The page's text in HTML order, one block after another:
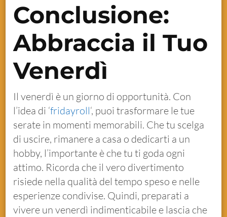
Conclusione:
Abbraccia il Tuo
Venerdì
Il venerdì è un giorno di opportunità. Con
l’idea di ‘fridayroll‘, puoi trasformare le tue
serate in momenti memorabili. Che tu scelga
di uscire, rimanere a casa o dedicarti a un
hobby, l’importante è che tu ti goda ogni
attimo. Ricorda che il vero divertimento
risiede nella qualità del tempo speso e nelle
esperienze condivise. Quindi, preparati a
vivere un venerdì indimenticabile e lascia che